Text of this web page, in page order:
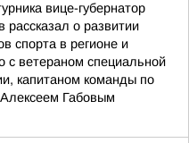
вице-губернатор
рассказал о развитии
спорта в регионе и
с ветераном специальной
капитаном команды по
Габовым